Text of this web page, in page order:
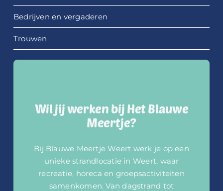
Bedrijven en vergaderen
Trouwen
Wil jij werken bij Het Blauwe
Meertje?
Bij Blauwe Meertje Weert werk je op een
unieke strandlocatie in Weert, waar
recreatie, horeca en groepsactiviteiten
samenkomen. Van dagstrand tot